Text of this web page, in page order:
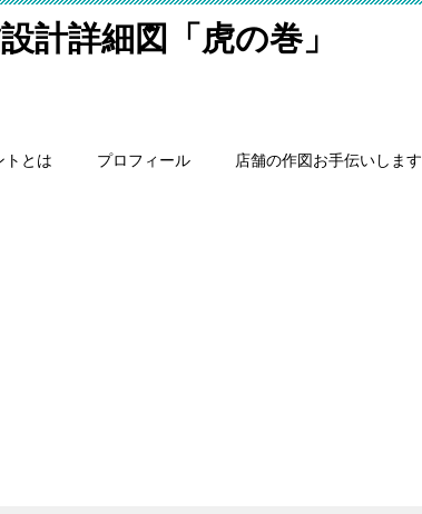
計詳細図「虎の巻」
トとは プロフィール 店舗の作図お手伝いします